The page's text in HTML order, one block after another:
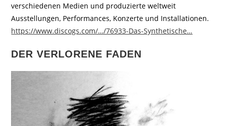
verschiedenen Medien und produzierte weltweit
Ausstellungen, Performances, Konzerte und Installationen.
https://www.discogs.com/…/76933-Das-Synthetische…
DER VERLORENE FADEN